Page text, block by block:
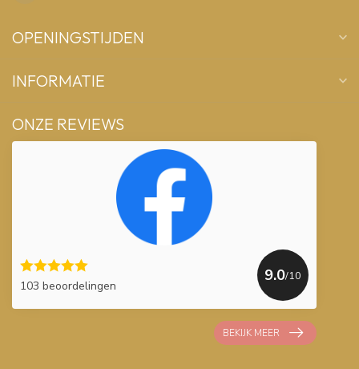
OPENINGSTIJDEN
INFORMATIE
ONZE REVIEWS
103 beoordelingen
9.0/10
BEKIJK MEER